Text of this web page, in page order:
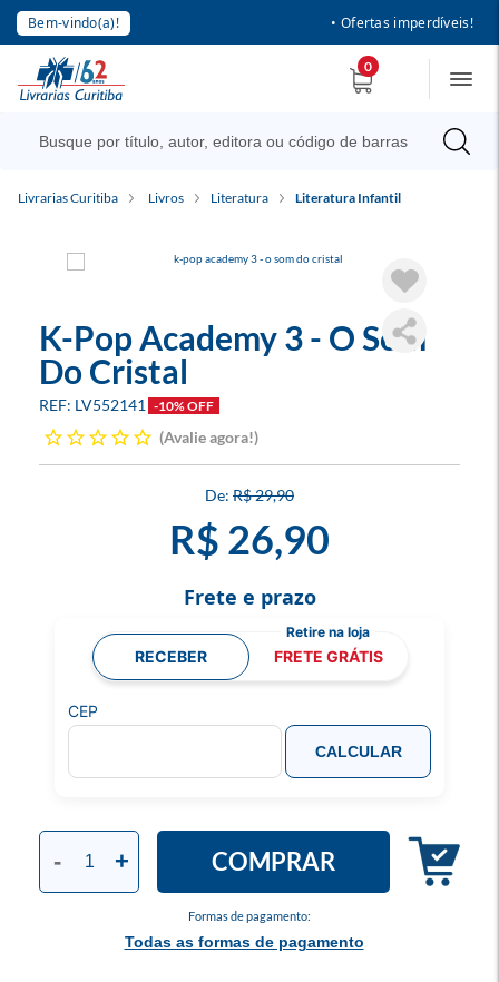
Bem-vindo(a)! • Ofertas imperdíveis!
0
Livrarias Curitiba Livros Literatura Literatura Infantil
K-Pop Academy 3 - O Som
Do Cristal
LV552141 -10% OFF
Avalie agora!
R$ 29,90
R$ 26,90
Formas de pagamento:
Todas as formas de pagamento
- + COMPRAR
Frete e prazo
RECEBER FRETE GRÁTIS
CEP
CALCULAR